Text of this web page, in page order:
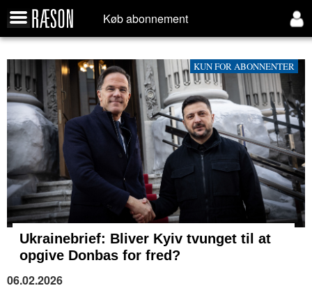
Køb abonnement
KUN FOR ABONNENTER
Ukrainebrief: Bliver Kyiv tvunget til at
opgive Donbas for fred?
06.02.2026